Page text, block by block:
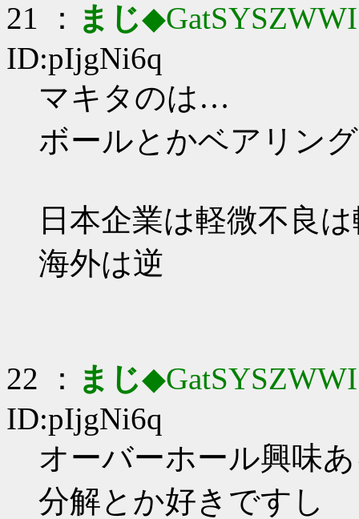
21 ： まじ◆GatSYSZWWI
ID:pIjgNi6q
マキタのは…
ボールとかベアリン
日本企業は軽微不良
海外は逆
22 ： まじ◆GatSYSZWWI
ID:pIjgNi6q
オーバーホール興味
分解とか好きですし